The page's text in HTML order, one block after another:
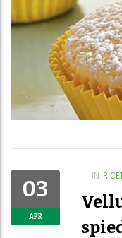
03
APR
IN